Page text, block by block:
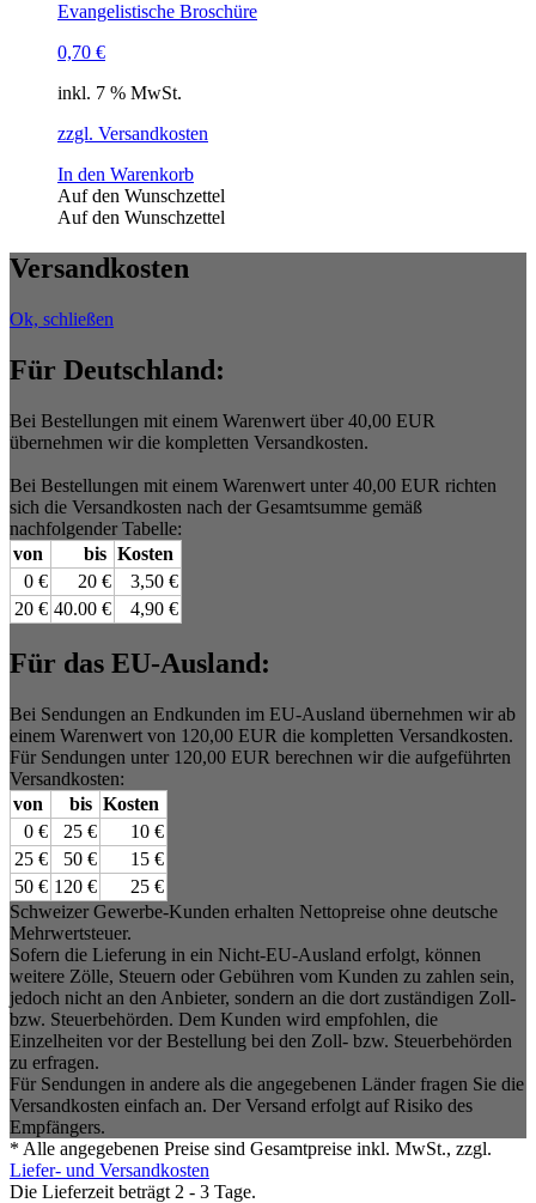
Evangelistische Broschüre
0,70 €
inkl. 7 % MwSt.
zzgl. Versandkosten
In den Warenkorb
Auf den Wunschzettel
Auf den Wunschzettel
Versandkosten
Ok, schließen
Für Deutschland:
Bei Bestellungen mit einem Warenwert über 40,00 EUR
übernehmen wir die kompletten Versandkosten.
Bei Bestellungen mit einem Warenwert unter 40,00 EUR richten
sich die Versandkosten nach der Gesamtsumme gemäß
nachfolgender Tabelle:
von
bis Kosten
0 €
20 €
3,50 €
20 € 40.00 € 4,90 €
Für das EU-Ausland:
Bei Sendungen an Endkunden im EU-Ausland übernehmen wir ab
einem Warenwert von 120,00 EUR die kompletten Versandkosten.
Für Sendungen unter 120,00 EUR berechnen wir die aufgeführten
Versandkosten:
von
bis Kosten
0 €
25 €
10 €
25 €
50 €
15 €
50 € 120 €
25 €
Schweizer Gewerbe-Kunden erhalten Nettopreise ohne deutsche
Mehrwertsteuer.
Sofern die Lieferung in ein Nicht-EU-Ausland erfolgt, können
weitere Zölle, Steuern oder Gebühren vom Kunden zu zahlen sein,
jedoch nicht an den Anbieter, sondern an die dort zuständigen Zoll-
bzw. Steuerbehörden. Dem Kunden wird empfohlen, die
Einzelheiten vor der Bestellung bei den Zoll- bzw. Steuerbehörden
zu erfragen.
Für Sendungen in andere als die angegebenen Länder fragen Sie die
Versandkosten einfach an. Der Versand erfolgt auf Risiko des
Empfängers.
* Alle angegebenen Preise sind Gesamtpreise inkl. MwSt., zzgl.
Liefer- und Versandkosten
Die Lieferzeit beträgt 2 - 3 Tage.